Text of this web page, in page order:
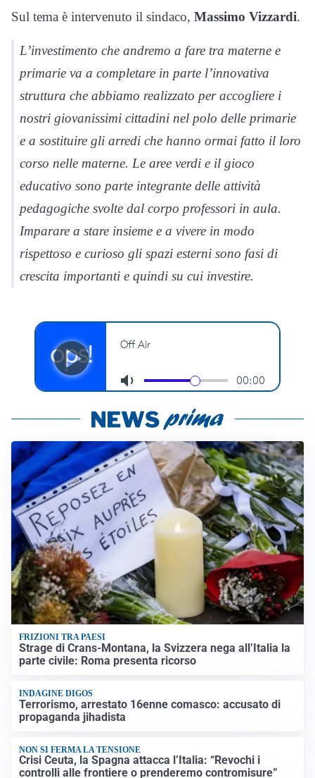
Sul tema è intervenuto il sindaco, Massimo Vizzardi.
L’investimento che andremo a fare tra materne e
primarie va a completare in parte l’innovativa
struttura che abbiamo realizzato per accogliere i
nostri giovanissimi cittadini nel polo delle primarie
e a sostituire gli arredi che hanno ormai fatto il loro
corso nelle materne. Le aree verdi e il gioco
educativo sono parte integrante delle attività
pedagogiche svolte dal corpo professori in aula.
Imparare a stare insieme e a vivere in modo
rispettoso e curioso gli spazi esterni sono fasi di
crescita importanti e quindi su cui investire.
FRIZIONI TRA PAESI
Strage di Crans-Montana, la Svizzera nega all’Italia la
parte civile: Roma presenta ricorso
INDAGINE DIGOS
Terrorismo, arrestato 16enne comasco: accusato di
propaganda jihadista
NON SI FERMA LA TENSIONE
Crisi Ceuta, la Spagna attacca l’Italia: “Revochi i
controlli alle frontiere o prenderemo contromisure”